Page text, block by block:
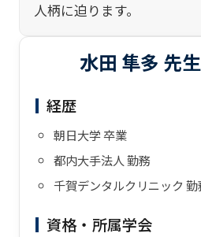
人柄に迫ります。
水田 隼多 先
経歴
朝日大学 卒業
都内大手法人 勤務
千賀デンタルクリニック 勤
資格・所属学会